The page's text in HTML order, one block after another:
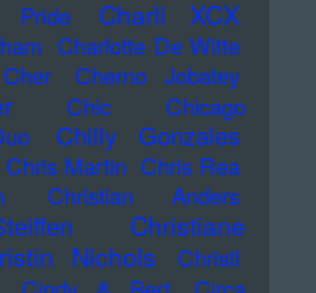
Pride Charli XCX
Charlotte De Witte
Cher Cherno Jobatey
Chic
Chicago
Chilly Gonzales
Chris Martin Chris Rea
Christian Anders
Christiane
Nichols Christl